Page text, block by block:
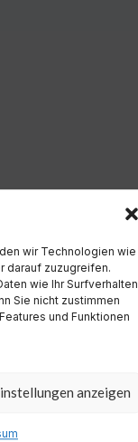
wir Technologien wie
darauf zuzugreifen.
wie Ihr Surfverhalten
Sie nicht zustimmen
und Funktionen
anzeigen